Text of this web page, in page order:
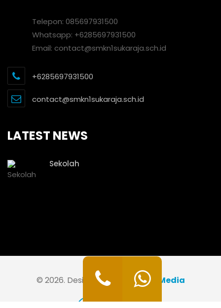
Telepon: 085697931500
Whatsapp: +6285697931500
Email: contact@smkn1sukaraja.sch.id
+6285697931500
contact@smkn1sukaraja.sch.id
LATEST NEWS
Sekolah
© 2026. Designer By Java Web Media